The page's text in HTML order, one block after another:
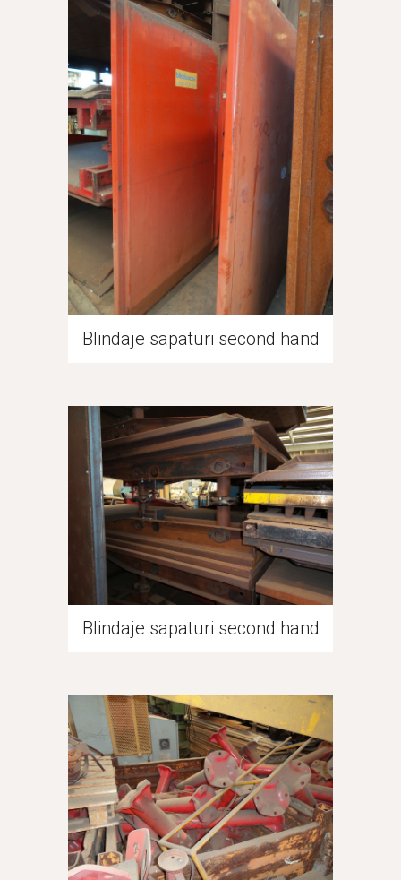
Blindaje sapaturi second hand
Blindaje sapaturi second hand